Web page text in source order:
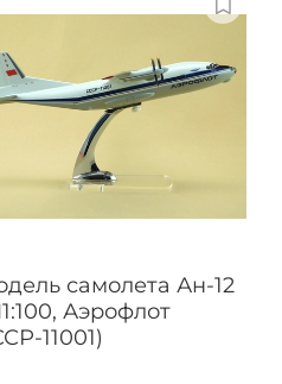
самолета Ан-12
Аэрофлот
11001)